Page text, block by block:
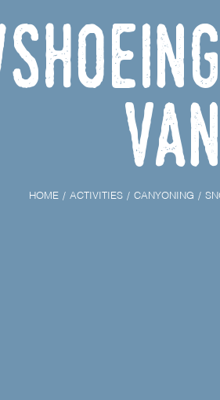
HOME ACTIVITIES CANYONING